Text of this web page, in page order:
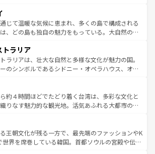
通費無料で観光を楽しむこともできる。 なお、新
ス情報はコンテンツ一覧 を参照してほしい。
巨大都市は、観光、ショッピング、エンターテイ
が詰まった刺激的なスポットだ。一方、アメリカ
大自然が広がり、グランドキャニオンやイエロー
ーオーリンズでは、音楽と美食が融合した独特の
力。旅行者はアメリカの各地域で異なる魅力を楽
ら、その多様性と豊かな歴史を感じることができ
沢な旅のスタイルだ。 なお、新着のアメリカ
コンテンツ一覧を参照してほしい。
じて温暖な気候に恵まれ、多くの島で構成される
、どの島も独自の魅力をもっている。大自然の神
見逃せない。また、定番の観光地といえばオアフ
静かな自然を求めるならマウイ島やカウアイ島が
。エメラルドグリーンに輝く海をはじめ、豊かな
てなしの心で訪れる人々を迎えてくれるハワイの
いしいローカルフードやハワイアンミュージッ
的なフラダンスなど、すべてがハワイの魅力を彩
に味わってほしい。 なお、新着のハワイ情報
ンツ一覧を参照してほしい。
トラリア
ラリアは、壮大な自然と多様な文化が魅力の国。
のシンボルであるシドニー・オペラハウス、オー
フや大陸中央部にそびえるウルル（エアーズロッ
スマニアの美しい原生林やケアンズの熱帯雨林な
ころがたくさん。また、カフェやワイン、オージ
クティビティも充実しており、サーフィンやダイ
ハイキングなど、アウトドア好きにはたまらな
ストラリアの多彩な魅力を存分に味わいつくそ
約４時間ほどでたどり着く台湾は、多彩な文化と
りなす魅力的な観光地。活気あふれる大都市の台
ひつな山岳地帯である台湾東部など、都市の喧騒
静けさが共存しており、訪れる人に新しい発見と
たらしてくれる。また、奥深い台湾の食文化も魅
王朝文化が残る一方で、最先端のファッションやK
世界を席巻している韓国。首都ソウルの宮殿や伝統